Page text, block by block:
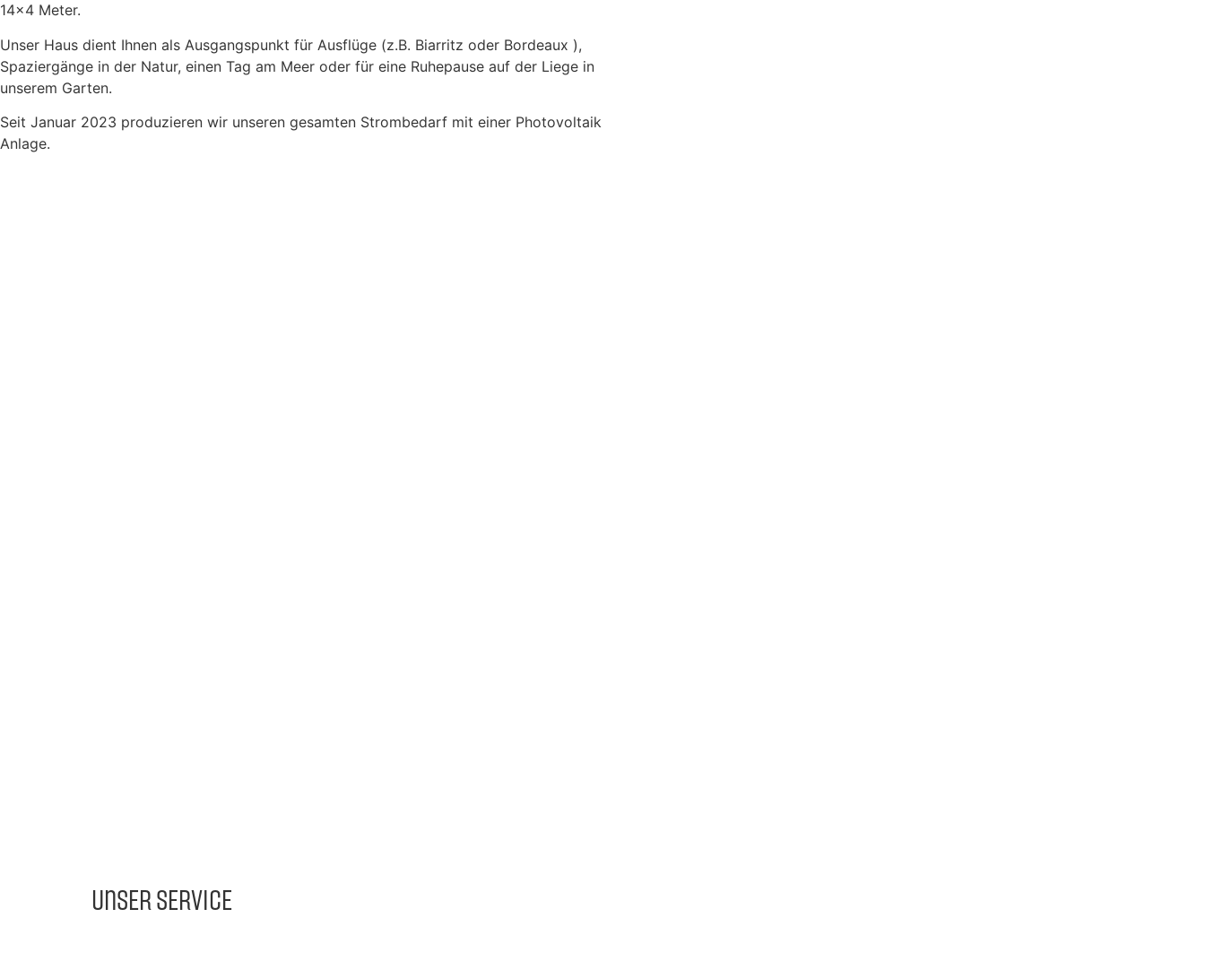
14×4 Meter.
Unser Haus dient Ihnen als Ausgangspunkt für Ausflüge (z.B. Biarritz oder Bordeaux ),
Spaziergänge in der Natur, einen Tag am Meer oder für eine Ruhepause auf der Liege in
unserem Garten.
Seit Januar 2023 produzieren wir unseren gesamten Strombedarf mit einer Photovoltaik
Anlage.
Unser Service